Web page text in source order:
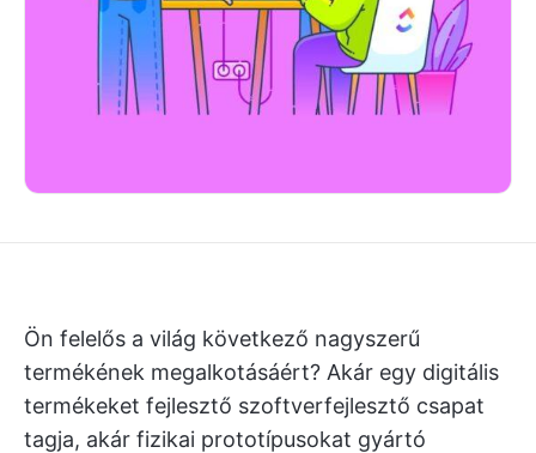
Ön felelős a világ következő nagyszerű
termékének megalkotásáért? Akár egy digitális
termékeket fejlesztő szoftverfejlesztő csapat
tagja, akár fizikai prototípusokat gyártó